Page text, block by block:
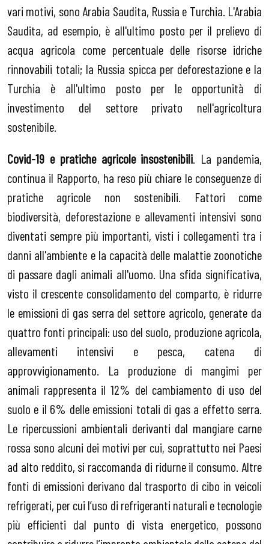
vari motivi, sono Arabia Saudita, Russia e Turchia. L'Arabia
Saudita, ad esempio, è all'ultimo posto per il prelievo di
acqua agricola come percentuale delle risorse idriche
rinnovabili totali; la Russia spicca per deforestazione e la
Turchia è all'ultimo posto per le opportunità di
investimento del settore privato nell'agricoltura
sostenibile.
Covid-19 e pratiche agricole insostenibili . La pandemia,
continua il Rapporto, ha reso più chiare le conseguenze di
pratiche agricole non sostenibili. Fattori come
biodiversità, deforestazione e allevamenti intensivi sono
diventati sempre più importanti, visti i collegamenti tra i
danni all'ambiente e la capacità delle malattie zoonotiche
di passare dagli animali all'uomo. Una sfida significativa,
visto il crescente consolidamento del comparto, è ridurre
le emissioni di gas serra del settore agricolo, generate da
quattro fonti principali: uso del suolo, produzione agricola,
allevamenti intensivi e pesca, catena di
approvvigionamento. La produzione di mangimi per
animali rappresenta il 12% del cambiamento di uso del
suolo e il 6% delle emissioni totali di gas a effetto serra.
Le ripercussioni ambientali derivanti dal mangiare carne
rossa sono alcuni dei motivi per cui, soprattutto nei Paesi
ad alto reddito, si raccomanda di ridurne il consumo. Altre
fonti di emissioni derivano dal trasporto di cibo in veicoli
refrigerati, per cui l’uso di refrigeranti naturali e tecnologie
più efficienti dal punto di vista energetico, possono